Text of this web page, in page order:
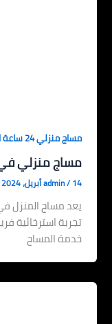
مساج منزلي 24 ساعة الرياض
مساج منزلي
admin/14 أبريل، 2024
يعد مساج المنزل
تجربة استرخائية
خدمة المساج